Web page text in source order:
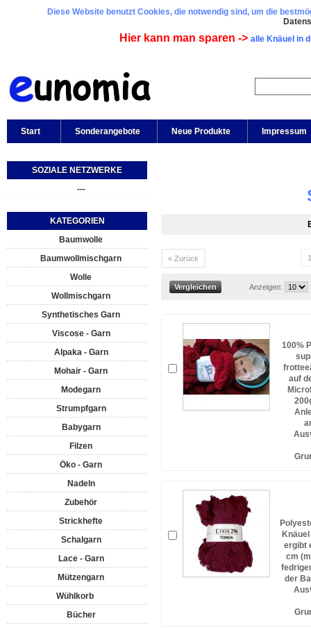
Diese Website benutzt Cookies, die notwendig sind, um die
Hier kann man sparen -> alle Knäuel in
Start Sonderangebote Neue Produkte Impressum
SOZIALE NETZWERKE
---
KATEGORIEN
Baumwolle
Baumwollmischgarn
Wolle
Wollmischgarn
Synthetisches Garn
Viscose - Garn
Alpaka - Garn
Mohair - Garn
Modegarn
Strumpfgarn
Babygarn
Filzen
Öko - Garn
Nadeln
Zubehör
Strickhefte
Schalgarn
Lace - Garn
Mützengarn
Wühlkorb
Bücher
« Zurück 1
Anzeigen:
100%
auf
ergibt
cm
der